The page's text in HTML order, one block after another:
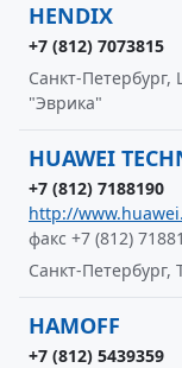
HENDIX
+7 (812) 7073815
Санкт-
"Эврика"
HUAWEI
+7 (812) 7188190
http://
факс +7 (812)
Санкт-Петербург,
HAMOFF
+7 (812) 5439359